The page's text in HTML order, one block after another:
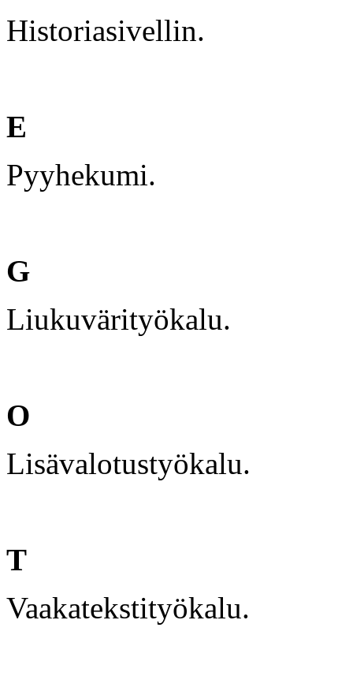
Historiasivellin.
E
Pyyhekumi.
G
Liukuvärityökalu.
O
Lisävalotustyökalu.
T
Vaakatekstityökalu.